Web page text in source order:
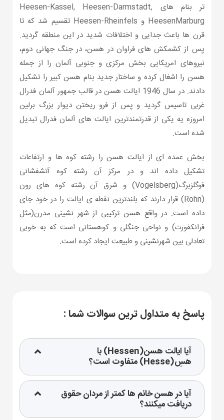
تر بنام های Heesen-Kassel, Heesen-Darmstadt,
HeesenMarburg و Heesen-Rheinfels تقسیم شد که تا
قرن ها باعث جدایی و اختلافات شدید در این منطقه گردید.
پس از کشمکش های فراوان در هسن، در جنگ جهانی دوم،
نیروهای امریکایی بخش مرکزی و جنوبی آلمان را از جمله
هسن را اشغال کرده و ساختار جدید بنام هسن کبیر را تشکیل
دادند. در سال 1946 ایالت هسن در قالب جمهور آلمان فدرال
غربی تاسیس گردید و پس از فرو ریختن دیوار بزرگ برلین
امروزه یه یکی از قدرتمندترین ایالت های آلمان فدرال تبدیل
شده است.
بخش عمده ای از ایالت هسن را رشته کوه ها و ارتفاعات
تشکیل داده اند و در مرکز آن رشته کوه آتشفشانی
فوگلزبرگ(Vogelsberg) و شرق آن رشته کوه های رون
(Rohn) قرار دارند که بلندترین نقطه ی ایالت را در خود جای
داده است. در واقع هسن ترکیبی از شهر نشینی مدرن(مثل
فرانکفورت) و نواحی جنگلی و کوهستانی است که به خوبی
تعادلی بین شهرنشینی و طبیعت ایجاد کرده است.
پاسخ به متداول ترین سوالات شما :
آیا ایالت هسن(Hessen) با
هسِ(Hesse) متفاوت است؟
آیا در هسن خانم ها کمتر از مردان حقوق
دریافت میکنند؟